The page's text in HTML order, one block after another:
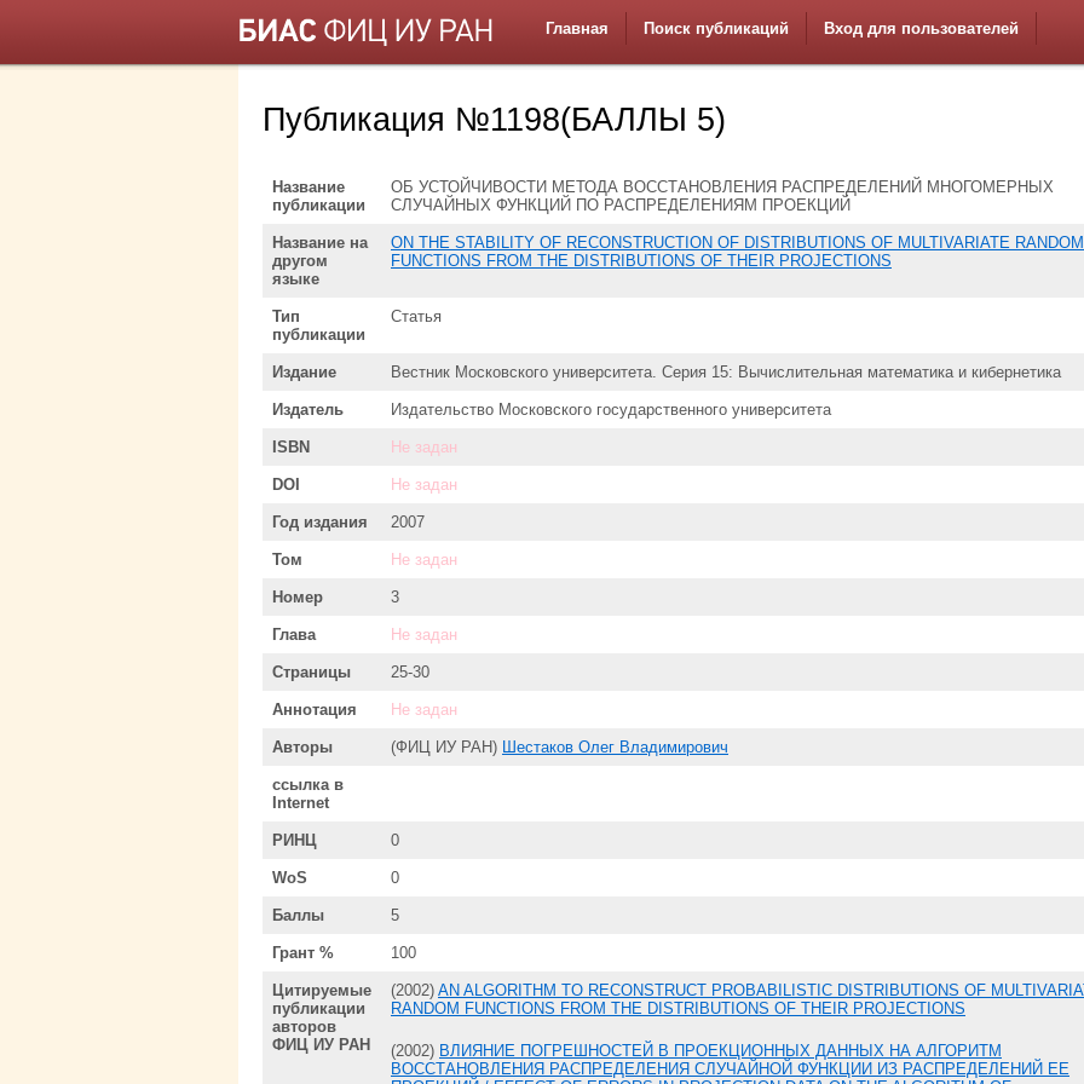
Главная Поиск публикаций Вход для пользователей
Публикация №1198(БАЛЛЫ 5)
Название
публикации
ОБ УСТОЙЧИВОСТИ МЕТОДА ВОССТАНОВЛЕНИЯ РАСПРЕДЕЛЕНИЙ МНОГОМЕРНЫХ
СЛУЧАЙНЫХ ФУНКЦИЙ ПО РАСПРЕДЕЛЕНИЯМ ПРОЕКЦИЙ
Название на
другом
языке
ON THE STABILITY OF RECONSTRUCTION OF DISTRIBUTIONS OF MULTIVARIATE RANDOM
FUNCTIONS FROM THE DISTRIBUTIONS OF THEIR PROJECTIONS
Тип
публикации
Статья
Издание Вестник Московского университета. Серия 15: Вычислительная математика и кибернетика
Издатель Издательство Московского государственного университета
ISBN Не задан
DOI Не задан
Год издания 2007
Том Не задан
Номер 3
Глава Не задан
Страницы 25-30
Аннотация Не задан
Авторы (ФИЦ ИУ РАН) Шестаков Олег Владимирович
ссылка в
Internet
РИНЦ 0
WoS 0
Баллы 5
Грант % 100
Цитируемые
публикации
авторов
ФИЦ ИУ РАН
(2002) AN ALGORITHM TO RECONSTRUCT PROBABILISTIC DISTRIBUTIONS OF
RANDOM FUNCTIONS FROM THE DISTRIBUTIONS OF THEIR PROJECTIONS
(2002) ВЛИЯНИЕ ПОГРЕШНОСТЕЙ В ПРОЕКЦИОННЫХ ДАННЫХ НА АЛГОРИТМ
ВОССТАНОВЛЕНИЯ РАСПРЕДЕЛЕНИЯ СЛУЧАЙНОЙ ФУНКЦИИ ИЗ РАСПРЕДЕЛЕНИЙ ЕЕ